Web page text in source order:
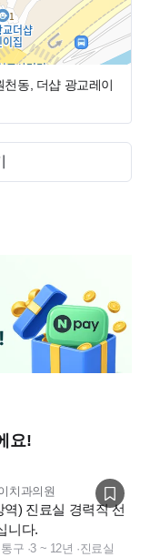
좋고!
업무)]
쥴로 인해 적응을
도 계시기에....구
용해보지 않은 선
도 합니다. 서로
을 받아가며 적응을
가시는 분들도 있으
분들의 소중한 인연
3명 / 바닥 청소여
동, 더샵 광교레이
요!
치과의원
역) 진료실 경력직 선
니다.
구 ·3 ~ 12년 ·진료실